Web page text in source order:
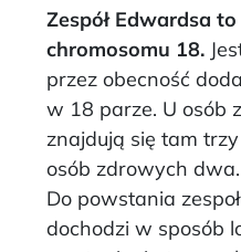
Zespół Edwardsa
chromosomu 18.
przez obecność
w 18 parze. U osób
znajdują się tam
osób zdrowych dwa.
Do powstania
dochodzi w sposób